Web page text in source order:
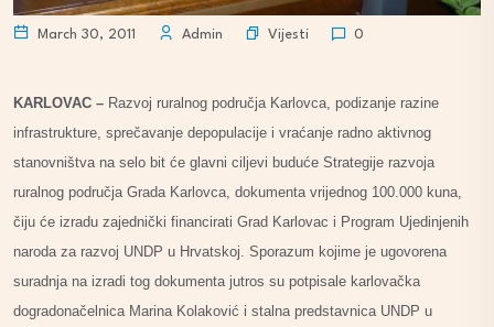
March 30, 2011 Admin Vijesti 0
KARLOVAC – Razvoj ruralnog područja Karlovca, podizanje razine
infrastrukture, sprečavanje depopulacije i vraćanje radno aktivnog
stanovništva na selo bit će glavni ciljevi buduće Strategije razvoja
ruralnog područja Grada Karlovca, dokumenta vrijednog 100.000 kuna,
čiju će izradu zajednički financirati Grad Karlovac i Program Ujedinjenih
naroda za razvoj UNDP u Hrvatskoj. Sporazum kojime je ugovorena
suradnja na izradi tog dokumenta jutros su potpisale karlovačka
dogradonačelnica Marina Kolaković i stalna predstavnica UNDP u